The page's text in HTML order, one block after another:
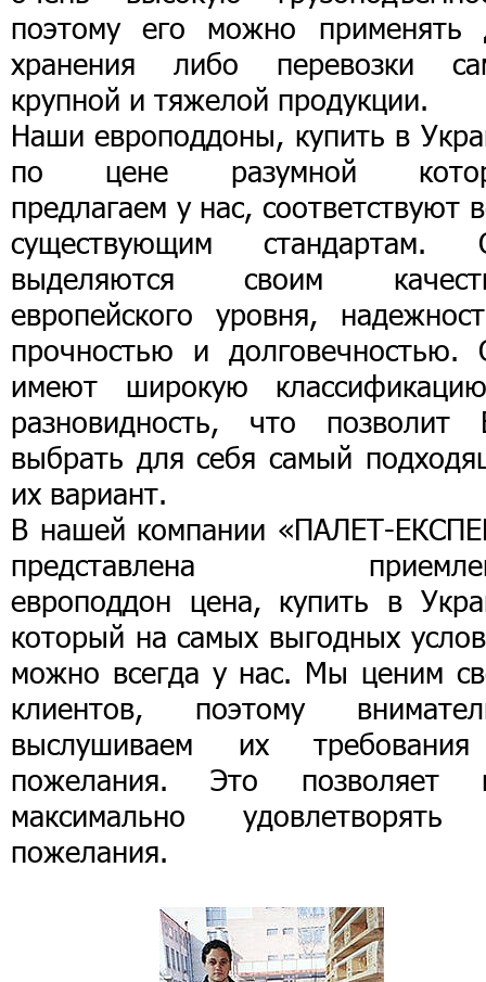
поэтому его можно применять
хранения либо перевозки
крупной и тяжелой продукции.
Наши европоддоны, купить в
по цене разумной
предлагаем у нас, соответствуют
существующим стандартам.
выделяются своим
европейского уровня,
прочностью и долговечностью.
имеют широкую
разновидность, что позволит
выбрать для себя самый
их вариант.
В нашей компании «ПАЛЕТ-
представлена
европоддон цена, купить в
который на самых выгодных
можно всегда у нас. Мы ценим
клиентов, поэтому
выслушиваем их
пожелания. Это позволяет
максимально
пожелания.